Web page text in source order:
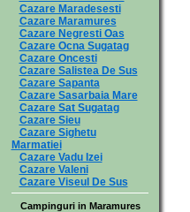
Cazare Maradesesti
Cazare Maramures
Cazare Negresti Oas
Cazare Ocna Sugatag
Cazare Oncesti
Cazare Salistea De Sus
Cazare Sapanta
Cazare Sasarbaia Mare
Cazare Sat Sugatag
Cazare Sieu
Cazare Sighetu
Marmatiei
Cazare Vadu Izei
Cazare Valeni
Cazare Viseul De Sus
Campinguri in Maramures